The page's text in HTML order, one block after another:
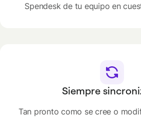
Spendesk de tu equipo en
Siempre
Tan pronto como se cree o